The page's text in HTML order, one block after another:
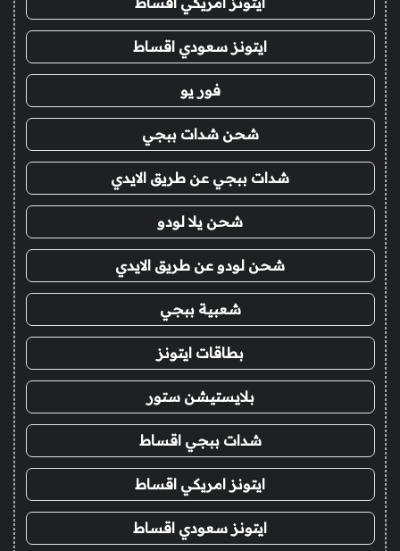
ايتونز سعودي اقساط
فور يو
شحن شدات ببجي
شدات ببجي عن طريق الايدي
شحن يلا لودو
شحن لودو عن طريق الايدي
شعبية ببجي
بطاقات ايتونز
بلايستيشن ستور
شدات ببجي اقساط
ايتونز امريكي اقساط
ايتونز سعودي اقساط